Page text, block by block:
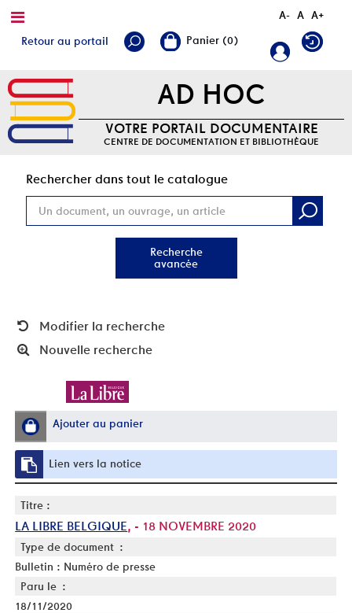
A- A A+
Retour au portail
AD HOC
VOTRE PORTAIL DOCUMENTAIRE
CENTRE DE DOCUMENTATION ET BIBLIOTHÈQUE
Rechercher dans tout le catalogue
Recherche
avancée
Modifier la recherche
Nouvelle recherche
Ajouter au panier
Lien vers la notice
Titre :
LA LIBRE BELGIQUE, - 18 NOVEMBRE 2020
Type de document :
Bulletin : Numéro de presse
Paru le :
18/11/2020